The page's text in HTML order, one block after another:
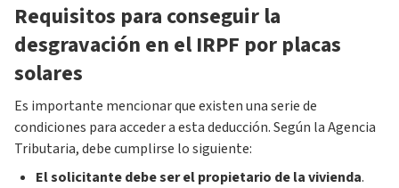
Requisitos para conseguir la
desgravación en el IRPF por placas
solares
Es importante mencionar que existen una serie de
condiciones para acceder a esta deducción. Según la Agencia
Tributaria, debe cumplirse lo siguiente:
El solicitante debe ser el propietario de la vivienda.